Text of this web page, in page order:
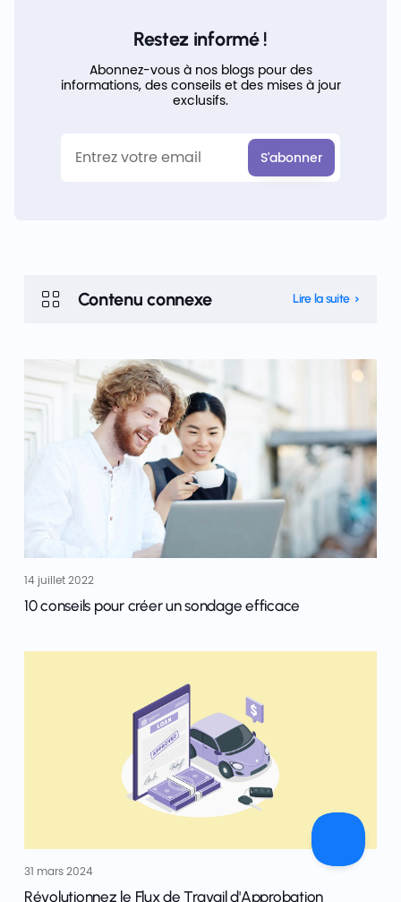
Restez informé !
Abonnez-vous à nos blogs pour des
informations, des conseils et des mises à jour
exclusifs.
Contenu connexe Lire la suite
14 juillet 2022
10 conseils pour créer un sondage efficace
31 mars 2024
Révolutionnez le Flux de Travail d'Approbation